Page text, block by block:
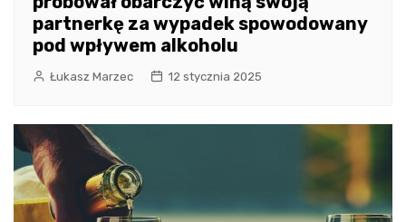
partnerkę za wypadek spowodowany
pod wpływem alkoholu
Łukasz Marzec 12 stycznia 2025